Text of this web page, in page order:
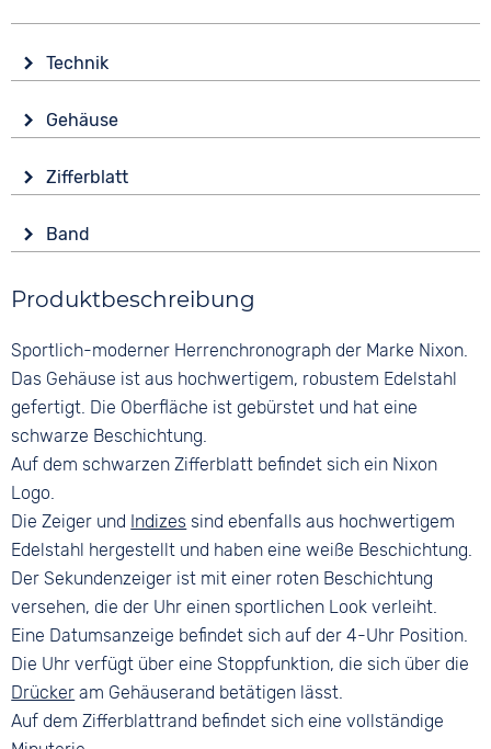
Technik
Batterie (Quarz)
Wasserdicht
10 bar
Funktionen
Stoppuhr
Gehäuse
Edelstahl
Form
Rund
Glas
Farbe
Schwarz
Zifferblatt
Analog
Schwarz
Ziffern
Keine
Band
Glattleder
Farbe
Orange
Bandschließe
Dornschließe
Produktbeschreibung
Sportlich-moderner Herrenchronograph der Marke Nixon.
Das Gehäuse ist aus hochwertigem, robustem Edelstahl
gefertigt. Die Oberfläche ist gebürstet und hat eine
schwarze Beschichtung.
Auf dem schwarzen Zifferblatt befindet sich ein Nixon
Logo.
Die Zeiger und Indizes sind ebenfalls aus hochwertigem
Edelstahl hergestellt und haben eine weiße Beschichtung.
Der Sekundenzeiger ist mit einer roten Beschichtung
versehen, die der Uhr einen sportlichen Look verleiht.
Eine Datumsanzeige befindet sich auf der 4-Uhr Position.
Die Uhr verfügt über eine Stoppfunktion, die sich über die
Drücker am Gehäuserand betätigen lässt.
Auf dem Zifferblattrand befindet sich eine vollständige